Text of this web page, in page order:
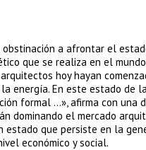
a afrontar el
que se realiza en el
hoy hayan
la energía. En este estado de
formal …», afirma con una
dominando el mercado
que persiste en la
económico y social.